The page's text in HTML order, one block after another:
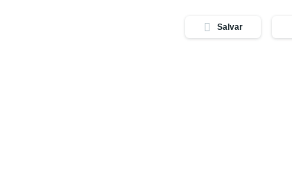
Salvar